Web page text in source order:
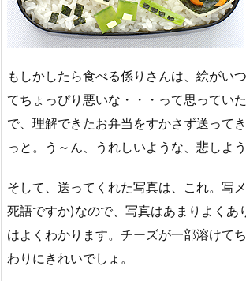
もしかしたら食べる係りさんは、絵がい
てちょっぴり悪いな・・・って思ってい
で、理解できたお弁当をすかさず送って
っと。う～ん、うれしいような、悲しよう
そして、送ってくれた写真は、これ。写
死語ですか)なので、写真はあまりよくあ
はよくわかります。チーズが一部溶けてち
わりにきれいでしょ。